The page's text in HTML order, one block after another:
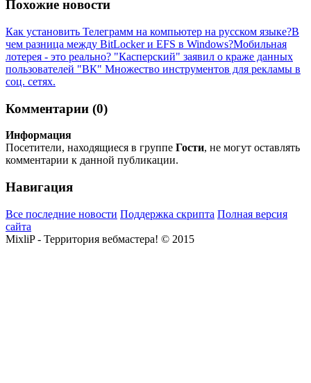
Похожие новости
Как установить Телеграмм на компьютер на русском языке?В
чем разница между BitLocker и EFS в Windows?Мобильная
лотерея - это реально? "Касперский" заявил о краже данных
пользователей "ВК" Множество инструментов для рекламы в
соц. сетях.
Комментарии (0)
Информация
Посетители, находящиеся в группе Гости, не могут оставлять
комментарии к данной публикации.
Навигация
Все последние новости Поддержка скрипта Полная версия
сайта
MixliP - Территория вебмастера! © 2015